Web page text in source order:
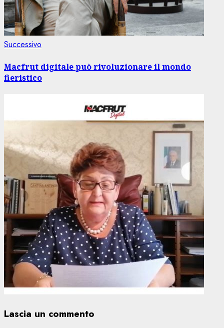
Successivo
Macfrut digitale può rivoluzionare il mondo
fieristico
Lascia un commento